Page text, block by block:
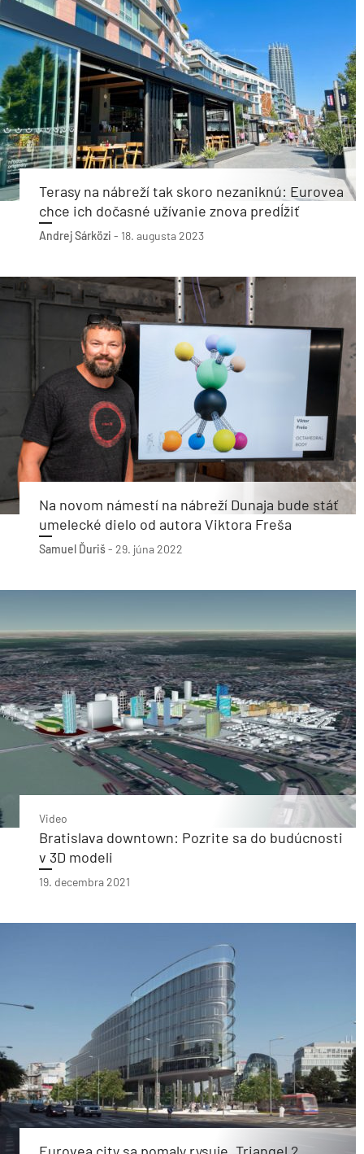
Terasy na nábreží tak skoro nezaniknú: Eurovea
chce ich dočasné užívanie znova predĺžiť
Andrej Sárközi - 18. augusta 2023
Na novom námestí na nábreží Dunaja bude stáť
umelecké dielo od autora Viktora Freša
Samuel Ďuriš- 29. júna 2022
Video
Bratislava downtown: Pozrite sa do budúcnosti
v 3D modeli
19. decembra 2021